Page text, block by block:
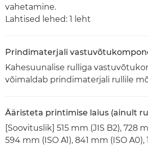
vahetamine.
Lahtised lehed: 1 leht
Prindimaterjali
Kahesuunalise rulliga
võimaldab prindimaterjali rullile
Ääristeta printimise laius (ainult
[Soovituslik] 515 mm (JIS B2), 728
594 mm (ISO A1), 841 mm (ISO A0),